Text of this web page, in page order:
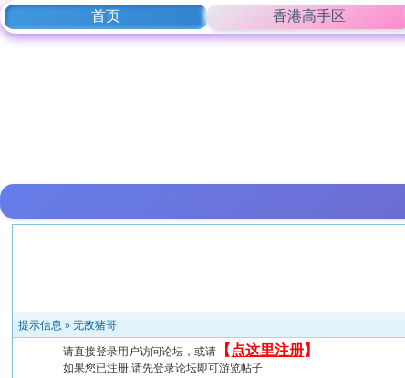
首页 香港高手区
提示信息 »无敌猪哥
请直接登录用户访问论坛，或请 【 点这里注册】
如果您已注册,请先登录论坛即可游览帖子